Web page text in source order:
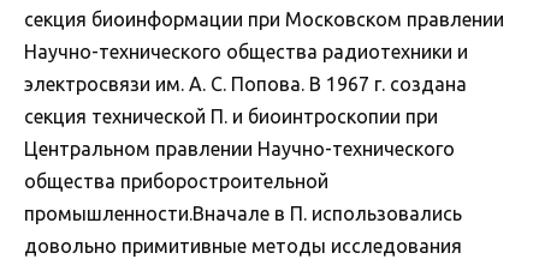
секция биоинформации при Московском правлении
Научно-технического общества радиотехники и
электросвязи им. А. С. Попова. В 1967 г. создана
секция технической П. и биоинтроскопии при
Центральном правлении Научно-технического
общества приборостроительной
промышленности.Вначале в П. использовались
довольно примитивные методы исследования